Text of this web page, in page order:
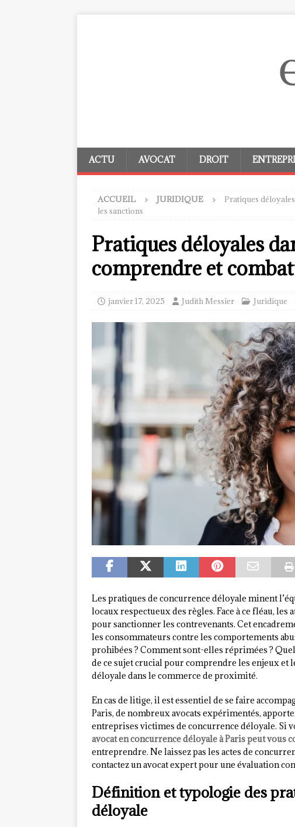
ACTU AVOCAT DROIT
ACCUEIL JURIDIQUE
Pratiques
les sanctions
Pratiques déloyales
comprendre et
janvier 17, 2025 Judith Messier Juridique
Les pratiques de concurrence déloyale minent
locaux respectueux des règles. Face à ce fléau,
pour sanctionner les contrevenants. Cet
les consommateurs contre les comportements
prohibées ? Comment sont-elles réprimées ?
de ce sujet crucial pour comprendre les enjeux et
déloyale dans le commerce de proximité.
En cas de litige, il est essentiel de se faire
Paris, de nombreux avocats expérimentés,
entreprises victimes de concurrence déloyale. Si
avocat en concurrence déloyale à Paris peut vous
entreprendre. Ne laissez pas les actes de
contactez un avocat expert pour une évaluation
Définition et typologie des
déloyale